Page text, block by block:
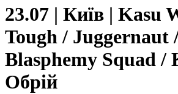
23.07 | Київ | Kasu
Tough / Juggernaut
Blasphemy Squad /
Обрій